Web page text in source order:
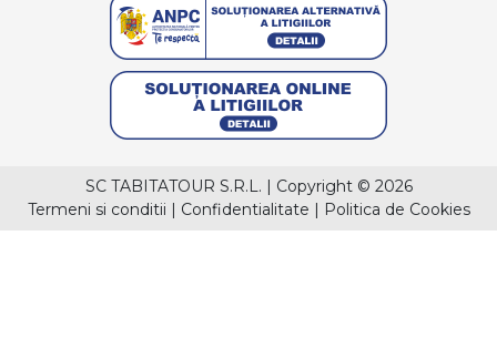
SC TABITATOUR S.R.L. | Copyright © 2026
Termeni si conditii | Confidentialitate | Politica de Cookies